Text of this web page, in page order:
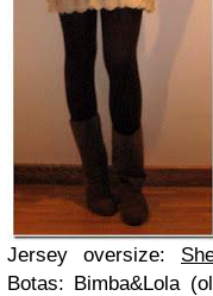
Jersey oversize:
Botas: Bimba&Lola